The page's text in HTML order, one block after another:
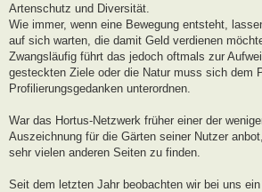
Artenschutz und Diversität.
Wie immer, wenn eine Bewegung entsteht,
auf sich warten, die damit Geld verdienen
Zwangsläufig führt das jedoch oftmals zur
gesteckten Ziele oder die Natur muss sich dem
Profilierungsgedanken unterordnen.
War das Hortus-Netzwerk früher einer der
Auszeichnung für die Gärten seiner Nutzer
sehr vielen anderen Seiten zu finden.
Seit dem letzten Jahr beobachten wir bei uns